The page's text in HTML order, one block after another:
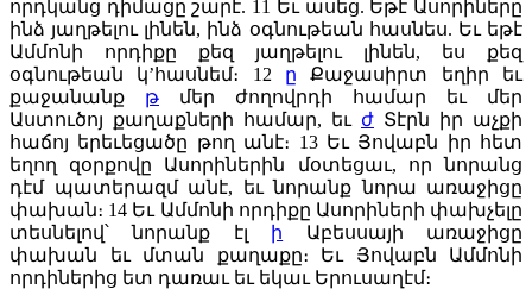
որդկանց դիմացը շարէ. 11 Եւ ասեց. Եթէ Ասորիները
ինձ յաղթելու լինեն, ինձ օգնութեան հասնես. Եւ եթէ
Ամմոնի որդիքը քեզ յաղթելու լինեն, ես քեզ
օգնութեան կ’հասնեմ։ 12 ը
Քաջասիրտ եղիր եւ
քաջանանք թ
մեր ժողովրդի համար եւ մեր
Աստուծոյ քաղաքների համար, եւ ժ Տէրն իր աչքի
հաճոյ երեւեցածը թող անէ։ 13 Եւ Յովաբն իր հետ
եղող զօրքովը Ասորիներին մօտեցաւ, որ նորանց
դէմ պատերազմ անէ, եւ նորանք նորա առաջիցը
փախան։ 14 Եւ Ամմոնի որդիքը Ասորիների փախչելը
տեսնելով՝ նորանք էլ
ի
Աբեսսայի առաջիցը
փախան եւ մտան քաղաքը։ Եւ Յովաբն Ամմոնի
որդիներից ետ դառաւ եւ եկաւ Երուսաղէմ։